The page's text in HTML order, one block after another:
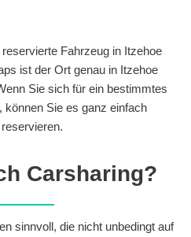
Fahrzeug in Itzehoe
ist der Ort genau in Itzehoe
Sie sich für ein bestimmtes
können Sie es ganz einfach
Carsharing?
sinnvoll, die nicht unbedingt auf